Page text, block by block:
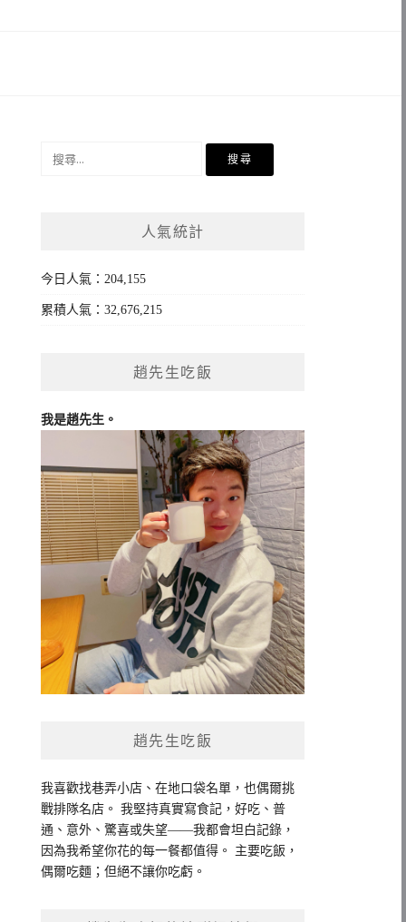
人氣統計
今日人氣：204,155
累積人氣：32,676,215
趙先生吃飯
我是趙先生。
趙先生吃飯
我喜歡找巷弄小店、在地口袋名單，也偶爾挑
戰排隊名店。 我堅持真實寫食記，好吃、普
通、意外、驚喜或失望——我都會坦白記錄，
因為我希望你花的每一餐都值得。 主要吃飯，
偶爾吃麵；但絕不讓你吃虧。